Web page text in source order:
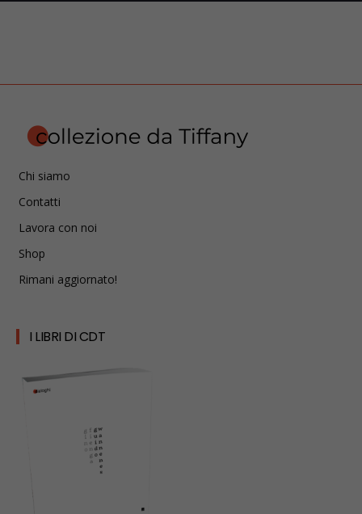
Chi siamo
Contatti
Lavora con noi
Shop
Rimani aggiornato!
I LIBRI DI CDT